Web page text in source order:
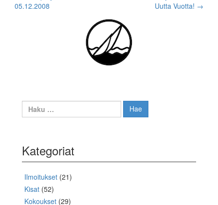
navigation
05.12.2008
Uutta Vuotta! →
Haku:
Kategoriat
Ilmoitukset (21)
Kisat (52)
Kokoukset (29)